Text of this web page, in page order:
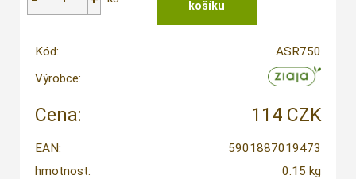
Kód:
ASR750
Výrobce:
Cena: 114 CZK
EAN:
5901887019473
hmotnost:
0.15 kg